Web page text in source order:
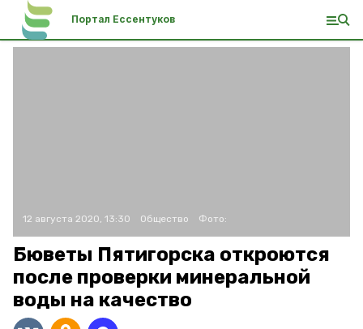
Портал Ессентуков
12 августа 2020, 13:30 Общество Фото:
Бюветы Пятигорска откроются
после проверки минеральной
воды на качество